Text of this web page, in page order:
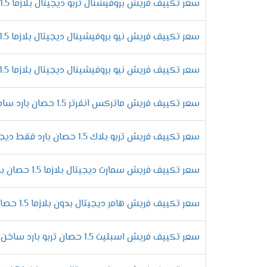
الاستمتاع بالتشغيل الجاف
لان يوجد انواع كثيرة من المكيفات موجودة
بالأساليب الجديدة وتمتعنا بأنها تعمل
التميز بنظام توزيع الهواء
اركان الغرفه لكى يستمتع العميل بالحصول
يوجد أجهزة فريش فى الاسواق بشكل كبير
التى تعتبر من افضل وأهم الخواص التى
.
الرقى فى تصميم الوحدة الداخلية
استمتع الان مع تكييف فريش بأحدث
الجهاز تصميم يتناسب مع جميع الديكورات
سعر تكييف فريش بروفيشنال تربو ديجيتال بلازما 1.5 حصان بارد
سعر تكييف فريش نيو بروفيشينال ديجيتال بلازما 1.5 حصان بارد فقط
سعر تكييف فريش نيو بروفيشينال ديجيتال بلازما 1.5 حصان بارد ساخن
سعر تكييف فريش ماتركس انفرتر 1.5 حصان بارد ساخن
سعر تكييف فريش تربو بلاك 1.5 حصان بارد فقط ديجيتال
سعر تكييف فريش سمارت ديجيتال بلازما 1.5 حصان بارد فقط - Smart
سعر تكييف فريش هامر ديجيتال بدون بلازما 1.5 حصان بارد - Hummer
سعر تكييف فريش اسبليت 1.5 حصان تربو بارد ساخن بدون بلازما